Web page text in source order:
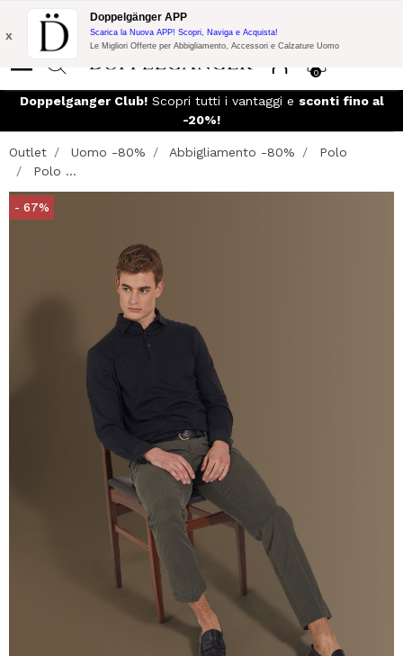
Promo Flash:
10% di Extra Sconto su 300€ di Acquisto con codice:
DOPPEL300
0
x
Doppelgänger APP
Scarica la Nuova APP! Scopri, Naviga e Acquista!
Le Migliori Offerte per Abbigliamento, Accessori e Calzature Uomo
Doppelganger Club!Scopri tutti i vantaggi e sconti fino al
-20%!
Outlet Uomo -80% Abbigliamento -80%
Polo
Polo ...
- 67%